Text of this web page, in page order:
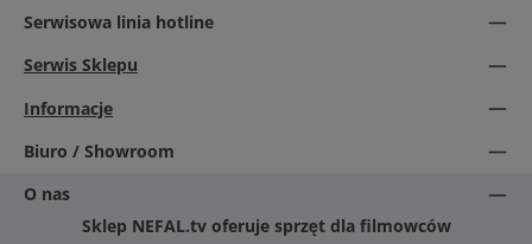
Serwisowa linia hotline
Serwis Sklepu
Informacje
Biuro / Showroom
O nas
Sklep NEFAL.tv oferuje sprzęt dla filmowców